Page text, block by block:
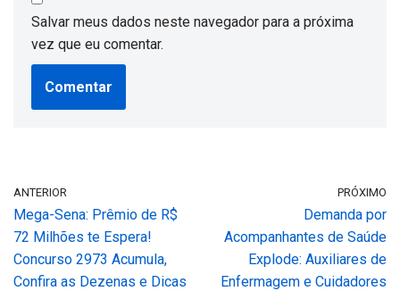
Salvar meus dados neste navegador para a próxima
vez que eu comentar.
ANTERIOR
Mega-Sena: Prêmio de R$
72 Milhões te Espera!
Concurso 2973 Acumula,
Confira as Dezenas e Dicas
PRÓXIMO
Demanda por
Acompanhantes de Saúde
Explode: Auxiliares de
Enfermagem e Cuidadores